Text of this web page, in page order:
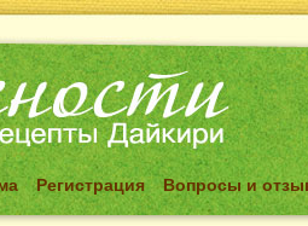
Регистрация Вопросы и